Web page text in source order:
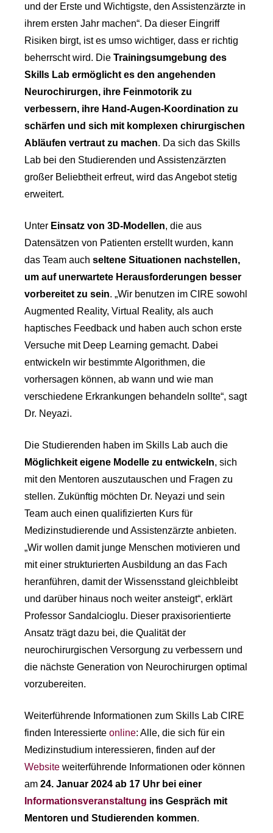
und der Erste und Wichtigste, den Assistenzärzte in
ihrem ersten Jahr machen“. Da dieser Eingriff
Risiken birgt, ist es umso wichtiger, dass er richtig
beherrscht wird. Die Trainingsumgebung des
Skills Lab ermöglicht es den angehenden
Neurochirurgen, ihre Feinmotorik zu
verbessern, ihre Hand-Augen-Koordination zu
schärfen und sich mit komplexen chirurgischen
Abläufen vertraut zu machen. Da sich das Skills
Lab bei den Studierenden und Assistenzärzten
großer Beliebtheit erfreut, wird das Angebot stetig
erweitert.
Unter Einsatz von 3D-Modellen, die aus
Datensätzen von Patienten erstellt wurden, kann
das Team auch seltene Situationen nachstellen,
um auf unerwartete Herausforderungen besser
vorbereitet zu sein. „Wir benutzen im CIRE sowohl
Augmented Reality, Virtual Reality, als auch
haptisches Feedback und haben auch schon erste
Versuche mit Deep Learning gemacht. Dabei
entwickeln wir bestimmte Algorithmen, die
vorhersagen können, ab wann und wie man
verschiedene Erkrankungen behandeln sollte“, sagt
Dr. Neyazi.
Die Studierenden haben im Skills Lab auch die
Möglichkeit eigene Modelle zu entwickeln, sich
mit den Mentoren auszutauschen und Fragen zu
stellen. Zukünftig möchten Dr. Neyazi und sein
Team auch einen qualifizierten Kurs für
Medizinstudierende und Assistenzärzte anbieten.
„Wir wollen damit junge Menschen motivieren und
mit einer strukturierten Ausbildung an das Fach
heranführen, damit der Wissensstand gleichbleibt
und darüber hinaus noch weiter ansteigt“, erklärt
Professor Sandalcioglu. Dieser praxisorientierte
Ansatz trägt dazu bei, die Qualität der
neurochirurgischen Versorgung zu verbessern und
die nächste Generation von Neurochirurgen optimal
vorzubereiten.
Weiterführende Informationen zum Skills Lab CIRE
finden Interessierte online: Alle, die sich für ein
Medizinstudium interessieren, finden auf der
Website weiterführende Informationen oder können
am 24. Januar 2024 ab 17 Uhr bei einer
Informationsveranstaltung ins Gespräch mit
Mentoren und Studierenden kommen.